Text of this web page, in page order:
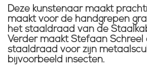
Deze kunstenaar maakt
maakt voor de handgrepen
het staaldraad van de
Verder maakt Stefaan Schreel
staaldraad voor zijn
bijvoorbeeld insecten.